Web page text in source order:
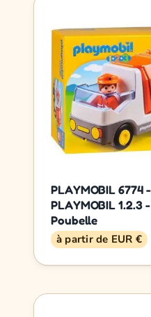
PLAYMOBIL 6774 -
PLAYMOBIL 1.2.3
Poubelle
à partir de EUR €